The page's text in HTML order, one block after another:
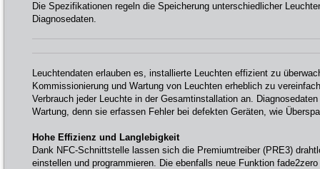
Die Spezifikationen regeln die Speicherung unterschiedlicher
Diagnosedaten.
Leuchtendaten erlauben es, installierte Leuchten effizient zu
Kommissionierung und Wartung von Leuchten erheblich zu
Verbrauch jeder Leuchte in der Gesamtinstallation an.
Wartung, denn sie erfassen Fehler bei defekten Geräten, wie
Hohe Effizienz und Langlebigkeit
Dank NFC-Schnittstelle lassen sich die Premiumtreiber (PRE3)
einstellen und programmieren. Die ebenfalls neue Funktion